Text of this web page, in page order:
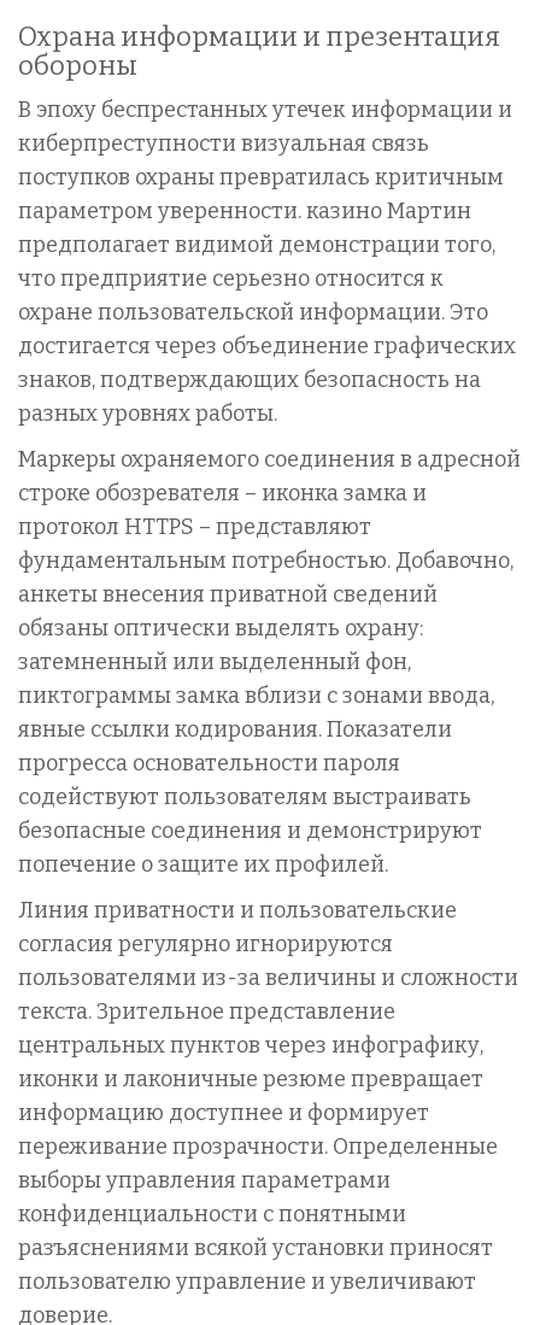
Охрана информации и презентация
обороны
В эпоху беспрестанных утечек информации и
киберпреступности визуальная связь
поступков охраны превратилась критичным
параметром уверенности. казино Мартин
предполагает видимой демонстрации того,
что предприятие серьезно относится к
охране пользовательской информации. Это
достигается через объединение графических
знаков, подтверждающих безопасность на
разных уровнях работы.
Маркеры охраняемого соединения в адресной
строке обозревателя – иконка замка и
протокол HTTPS – представляют
фундаментальным потребностью. Добавочно,
анкеты внесения приватной сведений
обязаны оптически выделять охрану:
затемненный или выделенный фон,
пиктограммы замка вблизи с зонами ввода,
явные ссылки кодирования. Показатели
прогресса основательности пароля
содействуют пользователям выстраивать
безопасные соединения и демонстрируют
попечение о защите их профилей.
Линия приватности и пользовательские
согласия регулярно игнорируются
пользователями из-за величины и сложности
текста. Зрительное представление
центральных пунктов через инфографику,
иконки и лаконичные резюме превращает
информацию доступнее и формирует
переживание прозрачности. Определенные
выборы управления параметрами
конфиденциальности с понятными
разъяснениями всякой установки приносят
пользователю управление и увеличивают
доверие.